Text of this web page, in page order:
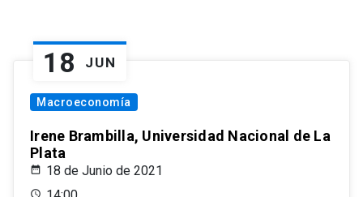
18 JUN
Macroeconomía
Irene Brambilla, Universidad Nacional de La
Plata
18 de Junio de 2021